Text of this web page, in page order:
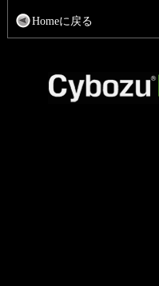
Homeに戻る